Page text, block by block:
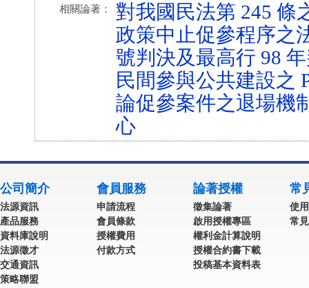
相關論著：
對我國民法第 245 條
政策中止促參程序之
號判決及最高行 98
民間參與公共建設之
論促參案件之退場機
心
公司簡介
法源資訊
產品服務
資料庫說明
法源徵才
交通資訊
策略聯盟
會員服務
申請流程
會員條款
授權費用
付款方式
論著授權
徵集論著
啟用授權專區
權利金計算說明
授權合約書下載
投稿基本資料表
常
使
常